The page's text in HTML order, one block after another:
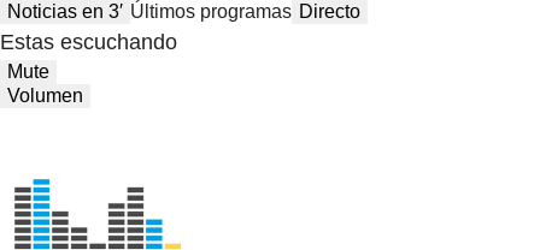
Noticias en 3′ Últimos programas Directo
Estas escuchando
Mute
Volumen